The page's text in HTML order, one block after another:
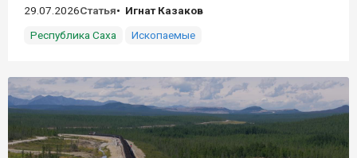
29.07.2026Статья
Игнат Казаков
Республика Саха
Ископаемые